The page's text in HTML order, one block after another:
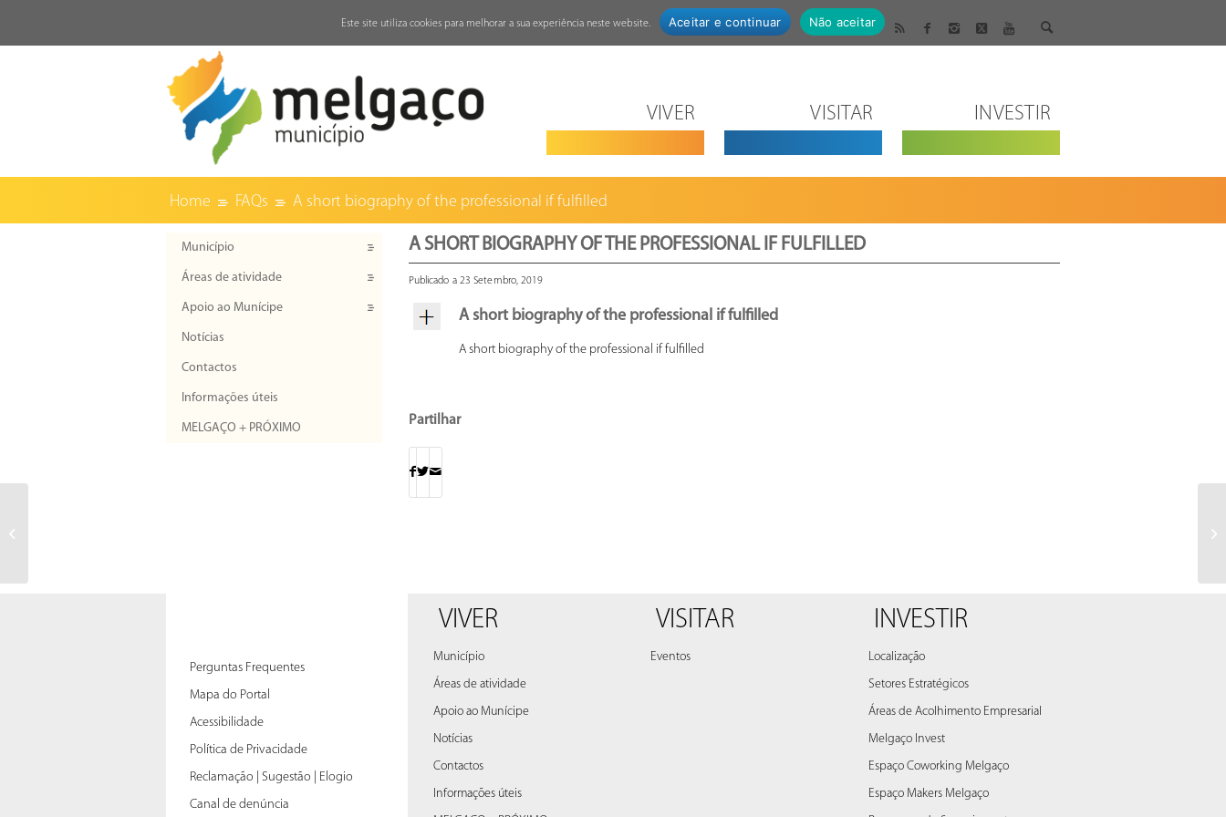
VIVER VISITAR INVESTIR
Home FAQs A short biography of the professional if fulfilled
A SHORT BIOGRAPHY OF THE PROFESSIONAL IF FULFILLED
Publicado a 23 Setembro, 2019
A short biography of the professional if fulfilled
A short biography of the professional if fulfilled
Partilhar
Município
Áreas de atividade
Apoio ao Munícipe
Notícias
Contactos
Informações úteis
MELGAÇO + PRÓXIMO
Perguntas Frequentes
Mapa do Portal
Acessibilidade
Política de Privacidade
Reclamação | Sugestão | Elogio
Canal de denúncia
VIVER
Município
Áreas de atividade
Apoio ao Munícipe
Notícias
Contactos
Informações úteis
VISITAR
Eventos
INVESTIR
Localização
Setores Estratégicos
Áreas de Acolhimento Empresarial
Melgaço Invest
Espaço Coworking Melgaço
Espaço Makers Melgaço
Este site utiliza cookies para melhorar a sua experiência neste website. Aceitar e continuar Não aceitar